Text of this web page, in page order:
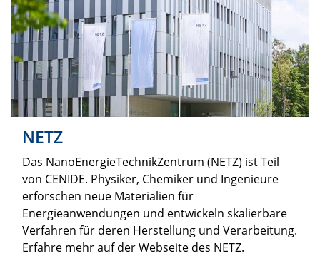
NETZ
Das NanoEnergieTechnikZentrum (NETZ) ist Teil
von CENIDE. Physiker, Chemiker und Ingenieure
erforschen neue Materialien für
Energieanwendungen und entwickeln skalierbare
Verfahren für deren Herstellung und Verarbeitung.
Erfahre mehr auf der Webseite des NETZ.